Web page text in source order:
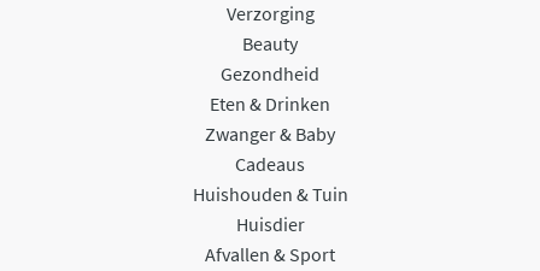
Verzorging
Beauty
Gezondheid
Eten & Drinken
Zwanger & Baby
Cadeaus
Huishouden & Tuin
Huisdier
Afvallen & Sport